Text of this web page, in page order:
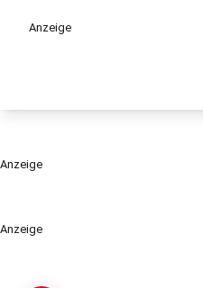
Anzeige
Anzeige
Anzeige